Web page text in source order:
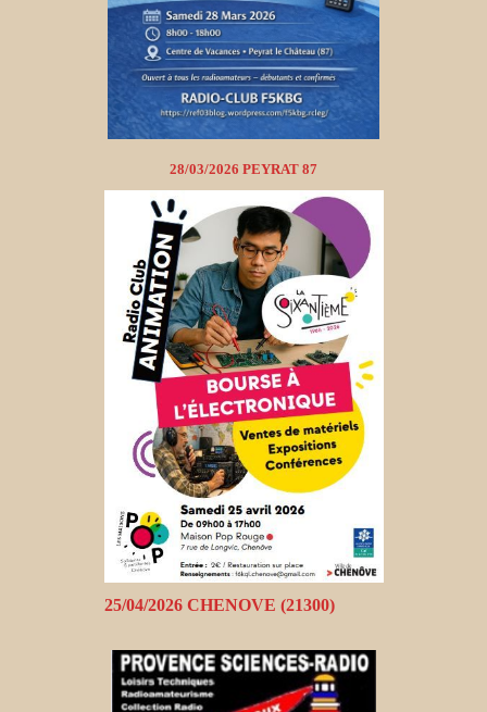
28/03/2026 PEYRAT 87
25/04/2026 CHENOVE (21300)